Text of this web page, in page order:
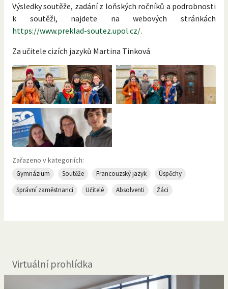
Výsledky soutěže, zadání z loňských ročníků a podrobnosti
k soutěži, najdete na webových stránkách
https://www.preklad-soutez.upol.cz/.
Za učitele cizích jazyků Martina Tinková
Zařazeno v kategoriích:
Gymnázium Soutěže Francouzský jazyk
Úspěchy
Správní zaměstnanci
Učitelé Absolventi Žáci
Virtuální prohlídka